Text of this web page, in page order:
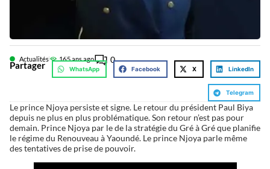
Actualités 165 ans ago 0
Partager WhatsApp Facebook X LinkedIn
Telegram
Le prince Njoya persiste et signe. Le retour du président Paul Biya
depuis ne plus en plus problématique. Son retour n’est pas pour
demain. Prince Njoya par le de la stratégie du Gré à Gré que planifie
le régime du Renouveau à Yaoundé. Le prince Njoya parle même
des tentatives de prise de pouvoir.